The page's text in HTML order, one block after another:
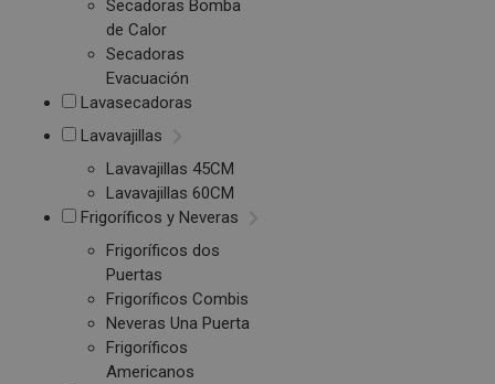
Secadoras Bomba
de Calor
Secadoras
Evacuación
Lavasecadoras
Lavavajillas
Lavavajillas 45CM
Lavavajillas 60CM
Frigoríficos y Neveras
Frigoríficos dos
Puertas
Frigoríficos Combis
Neveras Una Puerta
Frigoríficos
Americanos